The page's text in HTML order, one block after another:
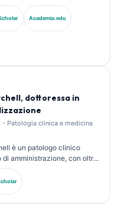
in medicina di
assistita da AI. In qualità
presso Kantesti AI, fornisce
medica della
Il dott. Klein ha pubblicato
dei biomarcatori e
su argomenti di medicina di
Academia.edu
dottoressa in
Patologia clinica e medicina
è un patologo clinico
amministrazione, con oltre
medicina di laboratorio e
certificazioni di
clinica e ha pubblicato